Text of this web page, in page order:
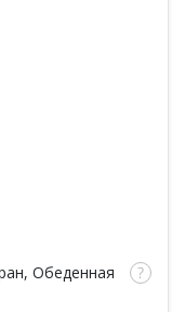
, Обеденная